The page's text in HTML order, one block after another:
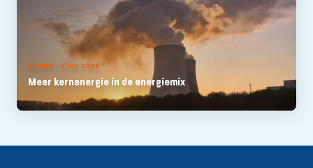
NIEUWS - 2 JULI 2026
Meer kernenergie in de energiemix